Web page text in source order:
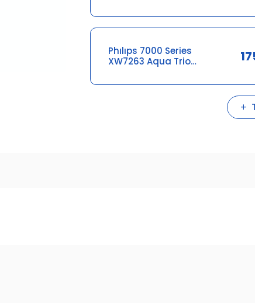
300008370981
Phılıps 7000 Series
XW7263 Aqua Trio
642001015578